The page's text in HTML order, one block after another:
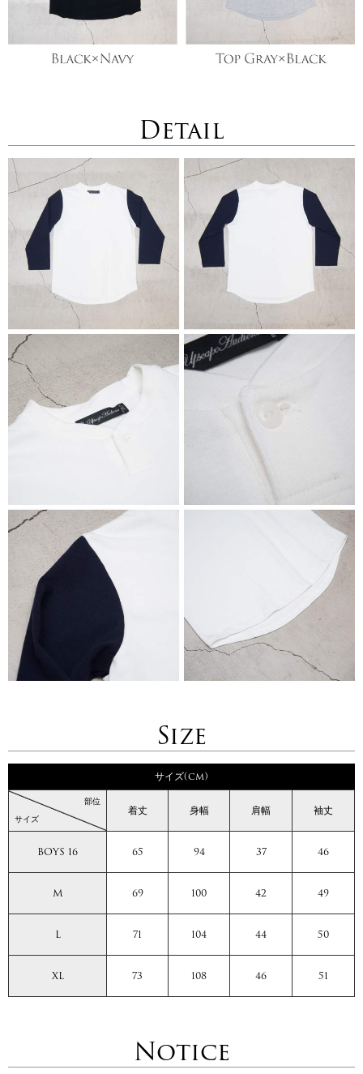
Detail
Size
サイズ(cm)
サイズ
部位
着丈 身幅 肩幅 袖丈
BOYS 16 65 94 37 46
M 69 100 42 49
L 71 104 44 50
XL 73 108 46 51
Notice